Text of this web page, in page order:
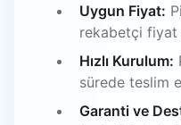
Uygun Fiyat:
rekabetçi fiyat
Hızlı Kurulum:
sürede teslim
Garanti ve